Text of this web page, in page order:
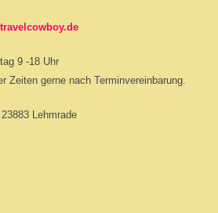
9 -18 Uhr
Zeiten gerne nach Terminvereinbarung.
Lehmrade